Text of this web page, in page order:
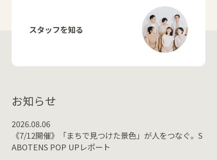
スタッフを知る
お知らせ
2026.08.06
《7/12開催》「まちで見つけた景色」が人をつなぐ。S
ABOTENS POP UPレポート